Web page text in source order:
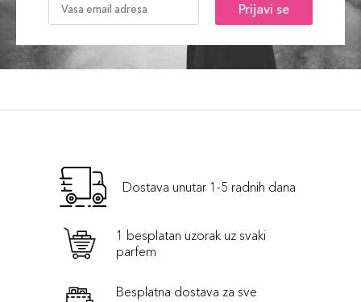
Prijavi se
Dostava unutar 1-5 radnih dana
1 besplatan uzorak uz svaki
parfem
Besplatna dostava za sve